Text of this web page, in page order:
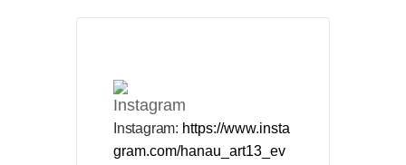
Instagram: https://www.insta
gram.com/hanau_art13_ev